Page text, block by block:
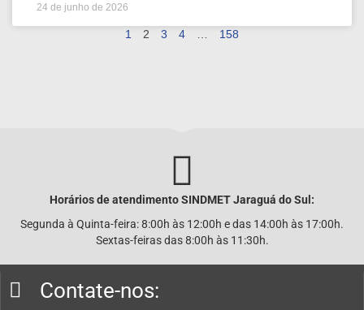
24 de junho de 2026
1 2 3 4 158
Horários de atendimento SINDMETJaraguá do Sul:
Segunda à Quinta-feira: 8:00h às 12:00h e das 14:00h às 17:00h.
Sextas-feiras das 8:00h às 11:30h.
Contate-nos: